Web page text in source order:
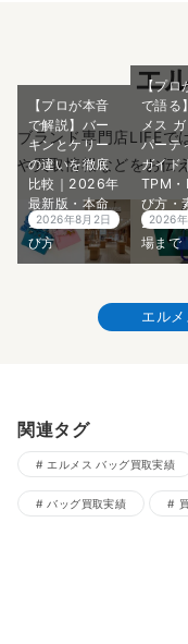
エ
ブランド専門店LIFEで
や買取情報などをお伝
【プロが本音
で解説】バー
キンとケリー
の違いを徹底
比較｜2026年
最新版・本命
エルメスの選
び方
2026年8月2日
【プロ
で語る
メス
パーテ
ガイド｜
TPM・
び方・
2026
場まで
2026
エル
関連タグ
エルメス バッグ買取実績
バッグ買取実績